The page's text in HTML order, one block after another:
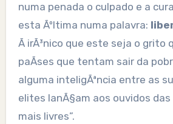
numa penada o culpado e a
esta Ãºltima numa palavra:
Ã irÃ³nico que este seja o grito
paÃ­ses que tentam sair da
alguma inteligÃªncia entre as
elites lanÃ§am aos ouvidos das
mais livres”.